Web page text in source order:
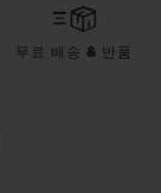
무료 배송 & 반품